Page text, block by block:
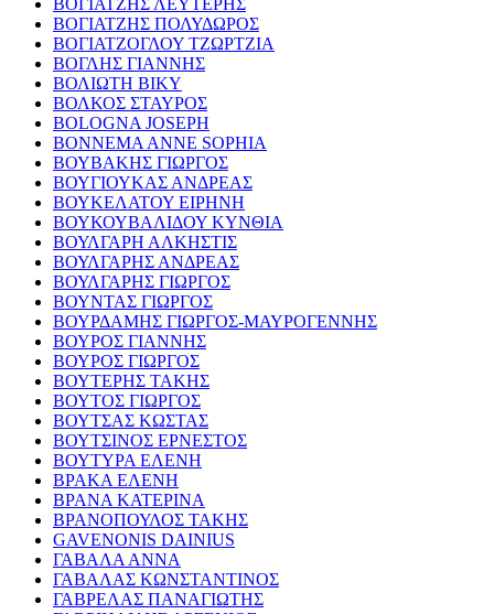
ΒΟΓΙΑΤΖΗΣ ΛΕΥΤΕΡΗΣ
ΒΟΓΙΑΤΖΗΣ ΠΟΛΥΔΩΡΟΣ
ΒΟΓΙΑΤΖΟΓΛΟΥ ΤΖΩΡΤΖΙΑ
ΒΟΓΛΗΣ ΓΙΑΝΝΗΣ
ΒΟΛΙΩΤΗ ΒΙΚΥ
ΒΟΛΚΟΣ ΣΤΑΥΡΟΣ
BOLOGNA JOSEPH
BONNEMA ANNE SOPHIA
ΒΟΥΒΑΚΗΣ ΓΙΩΡΓΟΣ
ΒΟΥΓΙΟΥΚΑΣ ΑΝΔΡΕΑΣ
ΒΟΥΚΕΛΑΤΟΥ ΕΙΡΗΝΗ
ΒΟΥΚΟΥΒΑΛΙΔΟΥ ΚΥΝΘΙΑ
ΒΟΥΛΓΑΡΗ ΑΛΚΗΣΤΙΣ
ΒΟΥΛΓΑΡΗΣ ΑΝΔΡΕΑΣ
ΒΟΥΛΓΑΡΗΣ ΓΙΩΡΓΟΣ
ΒΟΥΝΤΑΣ ΓΙΩΡΓΟΣ
ΒΟΥΡΔΑΜΗΣ ΓΙΩΡΓΟΣ-ΜΑΥΡΟΓΕΝΝΗΣ
ΒΟΥΡΟΣ ΓΙΑΝΝΗΣ
ΒΟΥΡΟΣ ΓΙΩΡΓΟΣ
ΒΟΥΤΕΡΗΣ ΤΑΚΗΣ
ΒΟΥΤΟΣ ΓΙΩΡΓΟΣ
ΒΟΥΤΣΑΣ ΚΩΣΤΑΣ
ΒΟΥΤΣΙΝΟΣ ΕΡΝΕΣΤΟΣ
ΒΟΥΤΥΡΑ ΕΛΕΝΗ
ΒΡΑΚΑ ΕΛΕΝΗ
ΒΡΑΝΑ ΚΑΤΕΡΙΝΑ
ΒΡΑΝΟΠΟΥΛΟΣ ΤΑΚΗΣ
GAVENONIS DAINIUS
ΓΑΒΑΛΑ ΑΝΝΑ
ΓΑΒΑΛΑΣ ΚΩΝΣΤΑΝΤΙΝΟΣ
ΓΑΒΡΕΛΑΣ ΠΑΝΑΓΙΩΤΗΣ